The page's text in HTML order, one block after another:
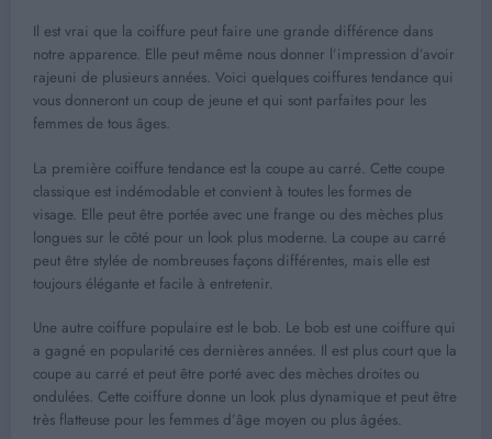
Il est vrai que la coiffure peut faire une grande différence dans
notre apparence. Elle peut même nous donner l’impression d’avoir
rajeuni de plusieurs années. Voici quelques coiffures tendance qui
vous donneront un coup de jeune et qui sont parfaites pour les
femmes de tous âges.
La première coiffure tendance est la coupe au carré. Cette coupe
classique est indémodable et convient à toutes les formes de
visage. Elle peut être portée avec une frange ou des mèches plus
longues sur le côté pour un look plus moderne. La coupe au carré
peut être stylée de nombreuses façons différentes, mais elle est
toujours élégante et facile à entretenir.
Une autre coiffure populaire est le bob. Le bob est une coiffure qui
a gagné en popularité ces dernières années. Il est plus court que la
coupe au carré et peut être porté avec des mèches droites ou
ondulées. Cette coiffure donne un look plus dynamique et peut être
très flatteuse pour les femmes d’âge moyen ou plus âgées.